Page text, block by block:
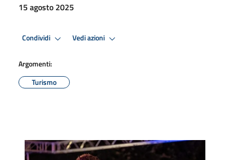
15 agosto 2025
Condividi Vedi azioni
Argomenti:
Turismo